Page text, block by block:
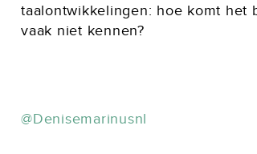
taalontwikkelingen: hoe komt het
vaak niet kennen?
@Denisemarinusnl